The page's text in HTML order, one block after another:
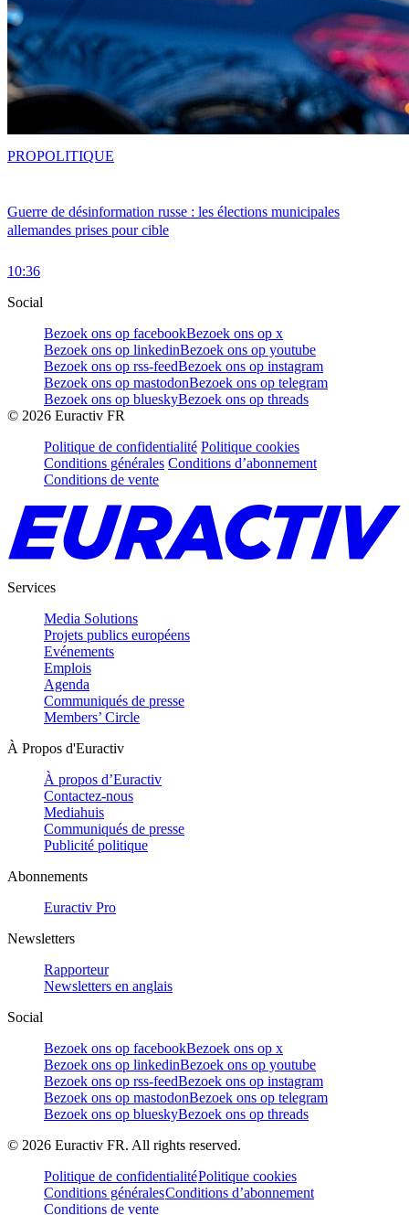
Guerre de désinformation russe : les élections municipales
allemandes prises pour cible
10:36
PROPOLITIQUE
Social
Bezoek ons op facebookBezoek ons op x
Bezoek ons op linkedinBezoek ons op youtube
Bezoek ons op rss-feedBezoek ons op instagram
Bezoek ons op mastodonBezoek ons op telegram
Bezoek ons op blueskyBezoek ons op threads
© 2026 Euractiv FR
Politique de confidentialité Politique cookies
Conditions générales Conditions d’abonnement
Conditions de vente
Services
Media Solutions
Projets publics européens
Evénements
Emplois
Agenda
Communiqués de presse
Members’ Circle
À Propos d'Euractiv
À propos d’Euractiv
Contactez-nous
Mediahuis
Communiqués de presse
Publicité politique
Abonnements
Euractiv Pro
Newsletters
Rapporteur
Newsletters en anglais
Social
Bezoek ons op facebookBezoek ons op x
Bezoek ons op linkedinBezoek ons op youtube
Bezoek ons op rss-feedBezoek ons op instagram
Bezoek ons op mastodonBezoek ons op telegram
Bezoek ons op blueskyBezoek ons op threads
© 2026 Euractiv FR. All rights reserved.
Politique de confidentialitéPolitique cookies
Conditions généralesConditions d’abonnement
Conditions de vente